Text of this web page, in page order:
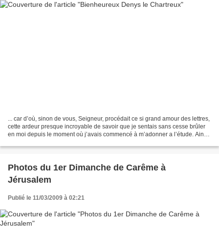
... car d’où, sinon de vous, Seigneur, procédait ce si grand amour des lettres,
cette ardeur presque incroyable de savoir que je sentais sans cesse brûler
en moi depuis le moment où j’avais commencé à m’adonner a l’étude. Ainsi,
Photos du 1er Dimanche de Carême à
Jérusalem
Publié le 11/03/2009 à 02:21